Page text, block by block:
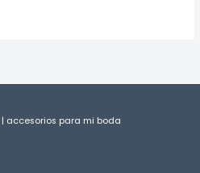
accesorios para mi boda